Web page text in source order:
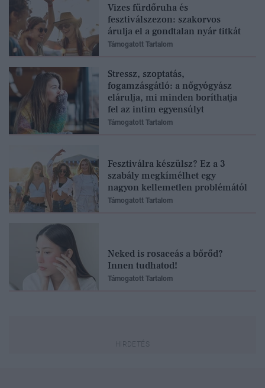
Vizes fürdőruha és
fesztiválszezon: szakorvos
árulja el a gondtalan nyár titkát
Támogatott Tartalom
Stressz, szoptatás,
fogamzásgátló: a nőgyógyász
elárulja, mi minden boríthatja
fel az intim egyensúlyt
Támogatott Tartalom
Fesztiválra készülsz? Ez a 3
szabály megkímélhet egy
nagyon kellemetlen problémától
Támogatott Tartalom
Neked is rosaceás a bőrőd?
Innen tudhatod!
Támogatott Tartalom